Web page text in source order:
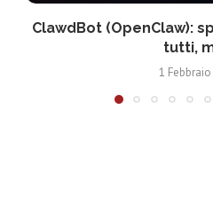
ClawdBot (OpenClaw):
tutti,
1